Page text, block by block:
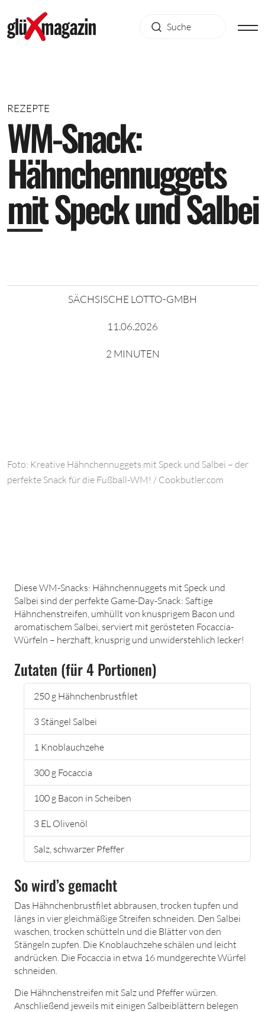
REZEPTE
WM-Snack:
Hähnchennuggets
mitSpeckundSalbei
SÄCHSISCHE LOTTO-GMBH
11.06.2026
2 MINUTEN
Foto: Kreative Hähnchennuggets mit Speck und Salbei – der
perfekte Snack für die Fußball-WM! / Cookbutler.com
Diese WM-Snacks: Hähnchennuggets mit Speck und
Salbei sind der perfekte Game-Day-Snack: Saftige
Hähnchenstreifen, umhüllt von knusprigem Bacon und
aromatischem Salbei, serviert mit gerösteten Focaccia-
Würfeln – herzhaft, knusprig und unwiderstehlich lecker!
Zutaten (für 4 Portionen)
250 g Hähnchenbrustfilet
3 Stängel Salbei
1 Knoblauchzehe
300 g Focaccia
100 g Bacon in Scheiben
3 EL Olivenöl
Salz, schwarzer Pfeffer
So wird’s gemacht
Das Hähnchenbrustfilet abbrausen, trocken tupfen und
längs in vier gleichmäßige Streifen schneiden. Den Salbei
waschen, trocken schütteln und die Blätter von den
Stängeln zupfen. Die Knoblauchzehe schälen und leicht
andrücken. Die Focaccia in etwa 16 mundgerechte Würfel
schneiden.
Die Hähnchenstreifen mit Salz und Pfeffer würzen.
Anschließend jeweils mit einigen Salbeiblättern belegen